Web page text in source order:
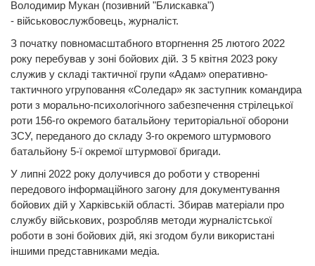
Володимир Мукан (позивний "Блискавка")
- військовослужбовець, журналіст.
З початку повномасштабного вторгнення 25 лютого 2022
року перебував у зоні бойових дій. З 5 квітня 2023 року
служив у складі тактичної групи «Адам» оперативно-
тактичного угруповання «Соледар» як заступник командира
роти з морально-психологічного забезпечення стрілецької
роти 156-го окремого батальйону територіальної оборони
ЗСУ, переданого до складу 3-го окремого штурмового
батальйону 5-ї окремої штурмової бригади.
У липні 2022 року долучився до роботи у створенні
передового інформаційного загону для документування
бойових дій у Харківській області. Збирав матеріали про
службу військових, розробляв методи журналістської
роботи в зоні бойових дій, які згодом були використані
іншими представниками медіа.